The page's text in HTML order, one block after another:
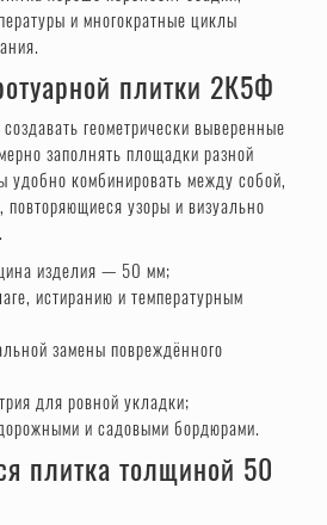
и многократные циклы
плитки 2К5Ф
геометрически выверенные
заполнять площадки разной
удобно комбинировать между собой,
узоры и визуально
изделия — 50 мм;
истиранию и температурным
замены повреждённого
для ровной укладки;
и садовыми бордюрами.
плитка толщиной 50